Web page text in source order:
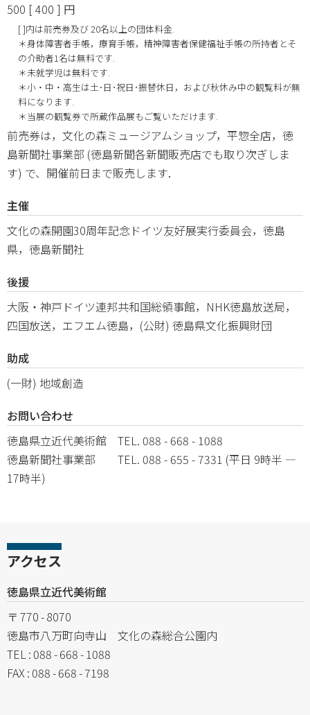
500 [ 400 ] 円
[ ]内は前売券及び 20名以上の団体料金.
＊身体障害者手帳，療育手帳，精神障害者保健福祉手帳の所持者とそ
の介助者1名は無料です.
＊未就学児は無料です.
＊小・中・高生は土･日･祝日･振替休日，および秋休み中の観覧料が無
料になります.
＊当展の観覧券で所蔵作品展もご覧いただけます.
前売券は，文化の森ミュージアムショップ，平惣全店，徳
島新聞社事業部 (徳島新聞各新聞販売店でも取り次ぎしま
す) で、開催前日まで販売します．
主催
文化の森開園30周年記念ドイツ友好展実行委員会，徳島
県，徳島新聞社
後援
大阪・神戸ドイツ連邦共和国総領事館，NHK徳島放送局，
四国放送，エフエム徳島，(公財) 徳島県文化振興財団
助成
(一財) 地域創造
お問い合わせ
徳島県立近代美術館 TEL. 088 - 668 - 1088
徳島新聞社事業部 TEL. 088 - 655 - 7331 (平日 9時半 ―
17時半)
アクセス
徳島県立近代美術館
〒 770 - 8070
徳島市八万町向寺山 文化の森総合公園内
TEL : 088 - 668 - 1088
FAX : 088 - 668 - 7198